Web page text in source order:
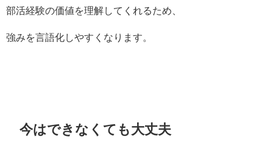
部活経験の価値を理解してくれるため、
強みを言語化しやすくなります。
今はできなくても大丈夫